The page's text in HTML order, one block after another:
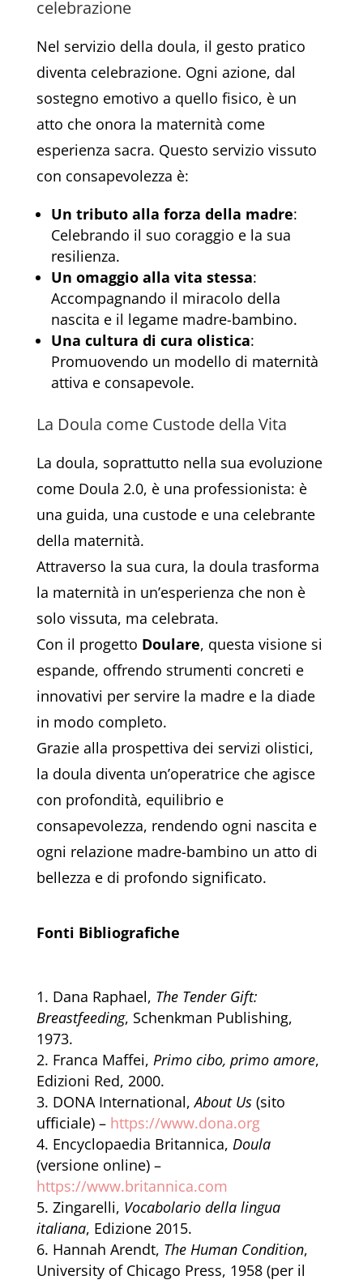
celebrazione
Nel servizio della doula, il gesto pratico
diventa celebrazione. Ogni azione, dal
sostegno emotivo a quello fisico, è un
atto che onora la maternità come
esperienza sacra. Questo servizio vissuto
con consapevolezza è:
Un tributo alla forza della madre:
Celebrando il suo coraggio e la sua
resilienza.
Un omaggio alla vita stessa:
Accompagnando il miracolo della
nascita e il legame madre-bambino.
Una cultura di cura olistica:
Promuovendo un modello di maternità
attiva e consapevole.
La Doula come Custode della Vita
La doula, soprattutto nella sua evoluzione
come Doula 2.0, è una professionista: è
una guida, una custode e una celebrante
della maternità.
Attraverso la sua cura, la doula trasforma
la maternità in un’esperienza che non è
solo vissuta, ma celebrata.
Con il progetto Doulare, questa visione si
espande, offrendo strumenti concreti e
innovativi per servire la madre e la diade
in modo completo.
Grazie alla prospettiva dei servizi olistici,
la doula diventa un’operatrice che agisce
con profondità, equilibrio e
consapevolezza, rendendo ogni nascita e
ogni relazione madre-bambino un atto di
bellezza e di profondo significato.
Fonti Bibliografiche
Dana Raphael, The Tender Gift:
Breastfeeding, Schenkman Publishing,
1973.
Franca Maffei, Primo cibo, primo amore,
Edizioni Red, 2000.
DONA International,About Us(sito
ufficiale) – https://www.dona.org
Encyclopaedia Britannica, Doula
(versione online) –
https://www.britannica.com
Zingarelli, Vocabolario della lingua
italiana, Edizione 2015.
Hannah Arendt, The Human Condition,
University of Chicago Press, 1958 (per il